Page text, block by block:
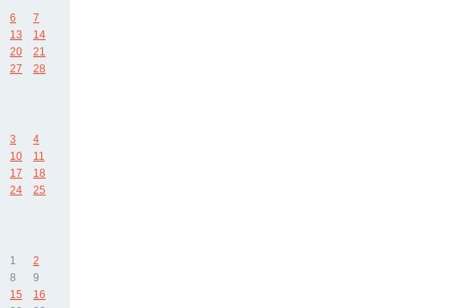
6
7
13
14
20
21
27
28
3
4
10
11
17
18
24
25
1
2
8
9
15
16